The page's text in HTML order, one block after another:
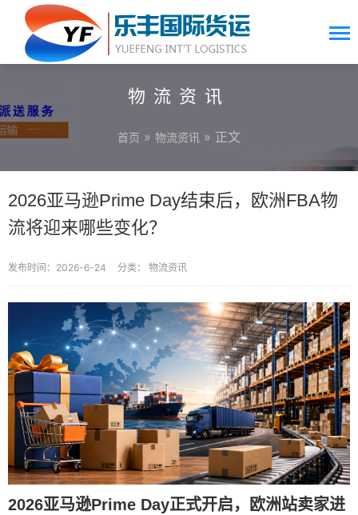
物流资讯
首页 » 物流资讯 » 正文
2026亚马逊Prime Day结束后，欧洲FBA物
流将迎来哪些变化？
发布时间：2026-6-24 分类： 物流资讯
2026亚马逊Prime Day正式开启，欧洲站卖家进